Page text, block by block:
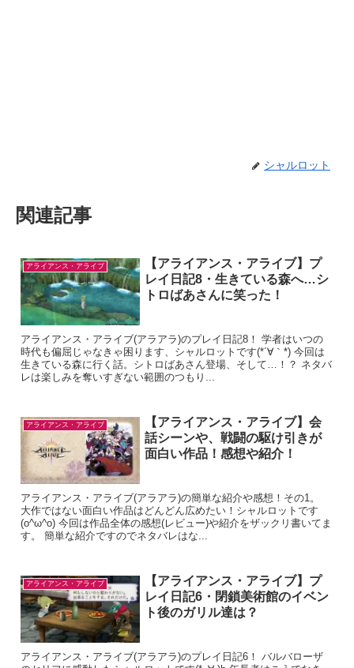
シャルロット
関連記事
アライアンス・アライブ
【アライアンス・アライブ】プ
レイ日記8・生きている森へ…シ
トロばあさんに笑った！
アライアンス・アライブ(アラアラ)のプレイ日記8！ 学者はいつの
時代も偏屈じゃなきゃ困ります、シャルロットです(*´∀｀*) 今回は
生きている森に行く話。シトロばあさん登場、そして…！？ ネタバ
レは楽しみを奪いすぎない範囲のつもり...
アライアンス・アライブ
【アライアンス・アライブ】会
話シーンや、戦闘の駆け引きが
面白い作品！感想や紹介！
アライアンス・アライブ(アラアラ)の簡単な紹介や感想！その1。
大作ではない面白い作品はどんどん広めたい！シャルロットです
(o^ω^o) 今回は作品全体の感想(レビュー)や紹介をザックリ書いてま
す。 簡単な紹介ですのでネタバレはな...
アライアンス・アライブ
【アライアンス・アライブ】プ
レイ日記6・閉鎖美術館のイベン
ト後のガリル達は？
アライアンス・アライブ(アラアラ)のプレイ日記6！ バルバローザ